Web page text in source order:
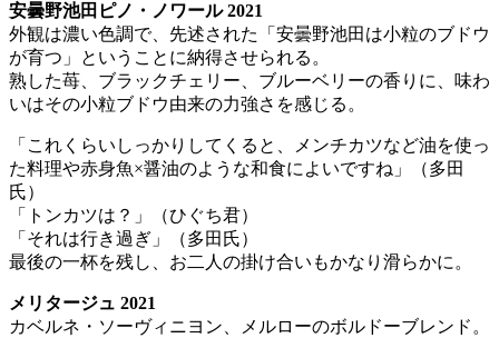
安曇野池田ピノ・ノワール 2021
外観は濃い色調で、先述された「安曇野池田は小粒のブドウ
が育つ」ということに納得させられる。
熟した苺、ブラックチェリー、ブルーベリーの香りに、味わ
いはその小粒ブドウ由来の力強さを感じる。
「これくらいしっかりしてくると、メンチカツなど油を使っ
た料理や赤身魚×醤油のような和食によいですね」（多田
氏）
「トンカツは？」（ひぐち君）
「それは行き過ぎ」（多田氏）
最後の一杯を残し、お二人の掛け合いもかなり滑らかに。
メリタージュ 2021
カベルネ・ソーヴィニヨン、メルローのボルドーブレンド。